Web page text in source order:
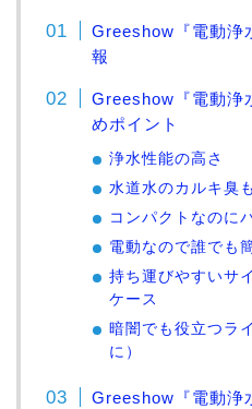
Greeshow『電動浄
報
Greeshow『電動浄
めポイント
浄水性能の高さ
水道水のカルキ臭
コンパクトなのに
電動なので誰でも
持ち運びやすいサ
ケース
暗闇でも役立つラ
に）
Greeshow『電動浄